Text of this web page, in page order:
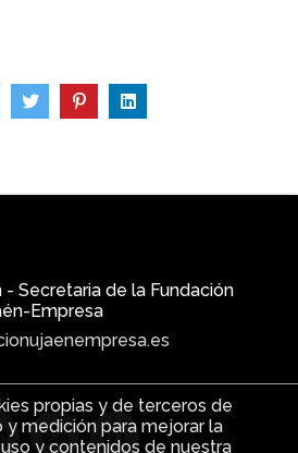
- Secretaria de la Fundación
Empresa
propias y de terceros de
y medición para mejorar la
y contenidos de nuestra